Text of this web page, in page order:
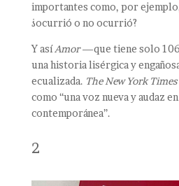
importantes como, por
¿ocurrió o no ocurrió?
Y asíAmor—que tiene solo
una historia lisérgica y
ecualizada. The New York Times
como “una voz nueva y audaz
contemporánea”.
2